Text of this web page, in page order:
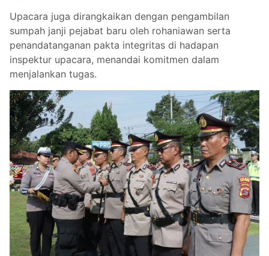
Upacara juga dirangkaikan dengan pengambilan
sumpah janji pejabat baru oleh rohaniawan serta
penandatanganan pakta integritas di hadapan
inspektur upacara, menandai komitmen dalam
menjalankan tugas.